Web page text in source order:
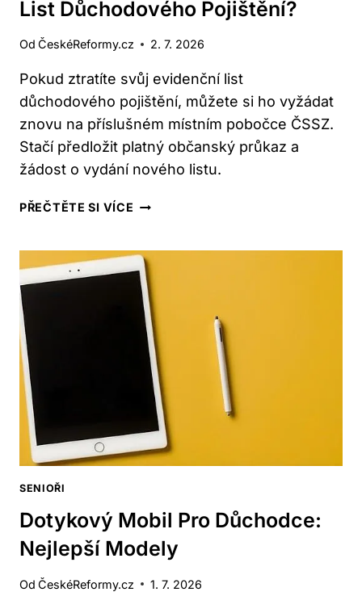
List Důchodového Pojištění?
Od ČeskéReformy.cz 2. 7. 2026
Pokud ztratíte svůj evidenční list
důchodového pojištění, můžete si ho vyžádat
znovu na příslušném místním pobočce ČSSZ.
Stačí předložit platný občanský průkaz a
žádost o vydání nového listu.
PŘEČTĚTE SI VÍCE CO
ZTRATÍM
EVIDENČNÍ
LIST
DŮCHODOVÉHO
POJIŠTĚNÍ?
SENIOŘI
Dotykový Mobil Pro Důchodce:
Nejlepší Modely
Od ČeskéReformy.cz 1. 7. 2026